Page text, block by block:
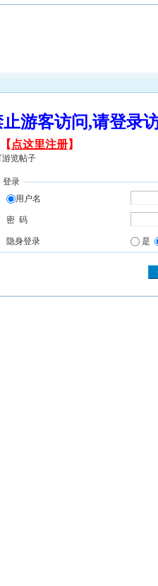
止游客访问,请登
【 点这里注册】
游览帖子
登录
用户名
密 码
隐身登录 是